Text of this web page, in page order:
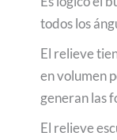
todos los
El relieve
en volumen
generan las
El relieve